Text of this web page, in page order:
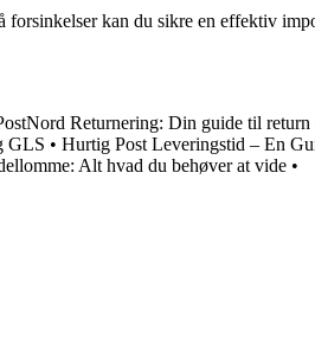
kan du sikre en effektiv
Returnering: Din guide til
GLS • Hurtig Post Leveringstid – En
Alt hvad du behøver at vide •